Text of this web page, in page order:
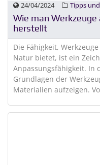
24/04/2024 Tipps
Wie man
herstellt
Die Fähigkeit,
Natur bietet, ist ein
Anpassungsfähigkeit. In
Grundlagen der
Materialien aufzeigen.